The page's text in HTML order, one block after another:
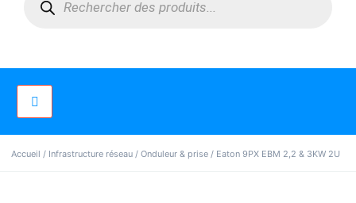
Accueil / Infrastructure réseau / Onduleur & prise / Eaton 9PX EBM 2,2 & 3KW 2U